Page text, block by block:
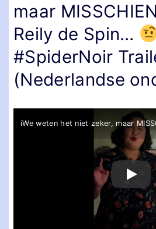
maar
Reily de Spin…
#SpiderNoir
(Nederlandse